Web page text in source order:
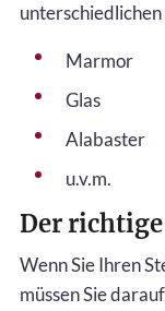
unterschiedlichen
Marmor
Glas
Alabaster
u.v.m.
Der
Wenn Sie Ihren
müssen Sie